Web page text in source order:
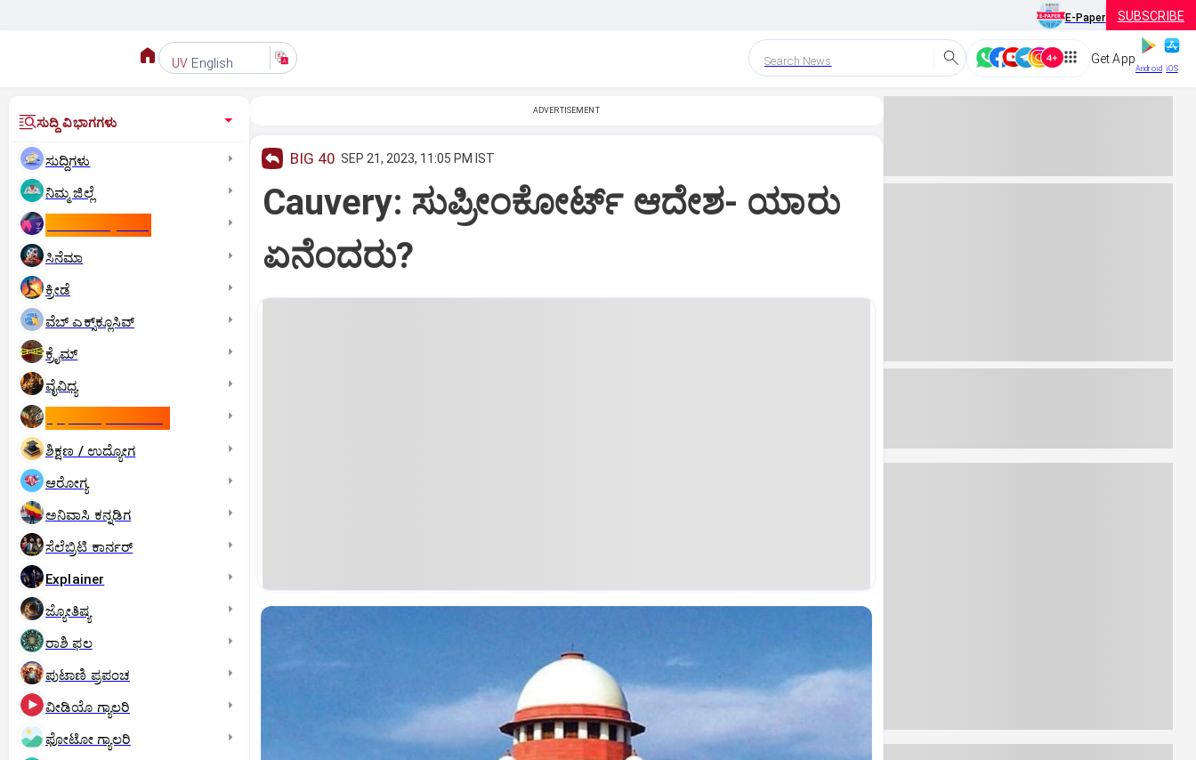
E-Paper SUBSCRIBE
UV English Search News Get App
Android iOS
ಸುದ್ದಿ ವಿಭಾಗಗಳು
ಸುದ್ದಿಗಳು
ನಿಮ್ಮ ಜಿಲ್ಲೆ
ಸಿನೆಮಾ
ಕ್ರೀಡೆ
ವೆಬ್ ಎಕ್ಸ್‌ಕ್ಲೂಸಿವ್
ಕ್ರೈಮ್
ವೈವಿಧ್ಯ
ಶಿಕ್ಷಣ / ಉದ್ಯೋಗ
ಆರೋಗ್ಯ
ಅನಿವಾಸಿ ಕನ್ನಡಿಗ
ಸೆಲೆಬ್ರಿಟಿ ಕಾರ್ನರ್‌
Explainer
ಜ್ಯೋತಿಷ್ಯ
ರಾಶಿ ಫಲ
ಪುಟಾಣಿ ಪ್ರಪಂಚ
ವೀಡಿಯೊ ಗ್ಯಾಲರಿ
ಫೋಟೋ ಗ್ಯಾಲರಿ
ADVERTISEMENT
BIG 40 SEP 21, 2023, 11:05 PM IST
Cauvery: ಸುಪ್ರೀಂಕೋರ್ಟ್‌ ಆದೇಶ- ಯಾರು
ಏನೆಂದರು?